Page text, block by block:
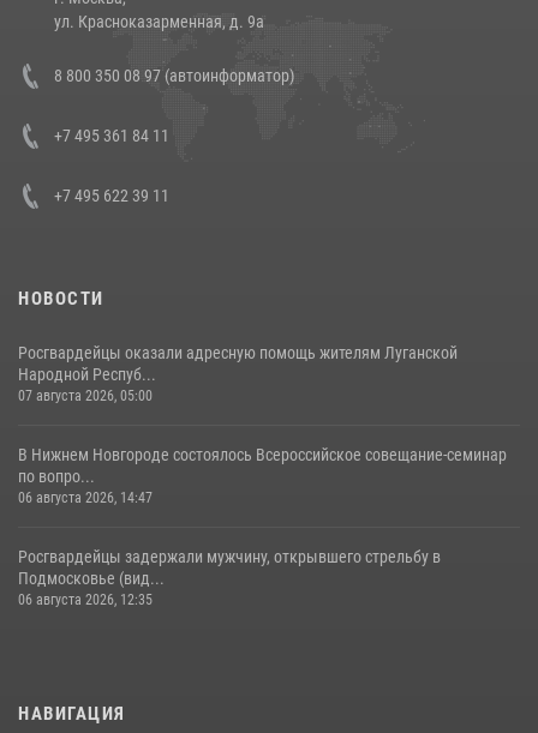
14 июля 2026, 12:20
В Росгвардии прошла военно-научная конференция по обобщению
боевого опыта
ул. Красноказарменная, д. 9а
8 800 350 08 97 (автоинформатор)
+7 495 361 84 11
+7 495 622 39 11
НОВОСТИ
Росгвардейцы оказали адресную помощь жителям Луганской
Народной Респуб...
07 августа 2026, 05:00
В Нижнем Новгороде состоялось Всероссийское совещание-семинар
по вопро...
06 августа 2026, 14:47
Росгвардейцы задержали мужчину, открывшего стрельбу в
Подмосковье (вид...
06 августа 2026, 12:35
НАВИГАЦИЯ